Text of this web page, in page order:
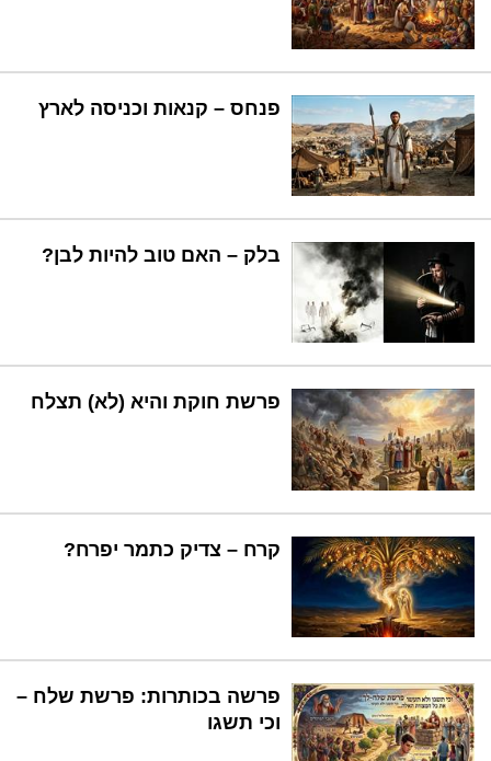
פנחס – קנאות וכניסה לארץ
בלק – האם טוב להיות לבן?
פרשת חוקת והיא (לא) תצלח
קרח – צדיק כתמר יפרח?
פרשה בכותרות: פרשת שלח –
וכי תשגו